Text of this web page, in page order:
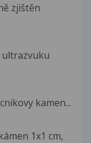
zjištěn
kamen...
1x1 cm,